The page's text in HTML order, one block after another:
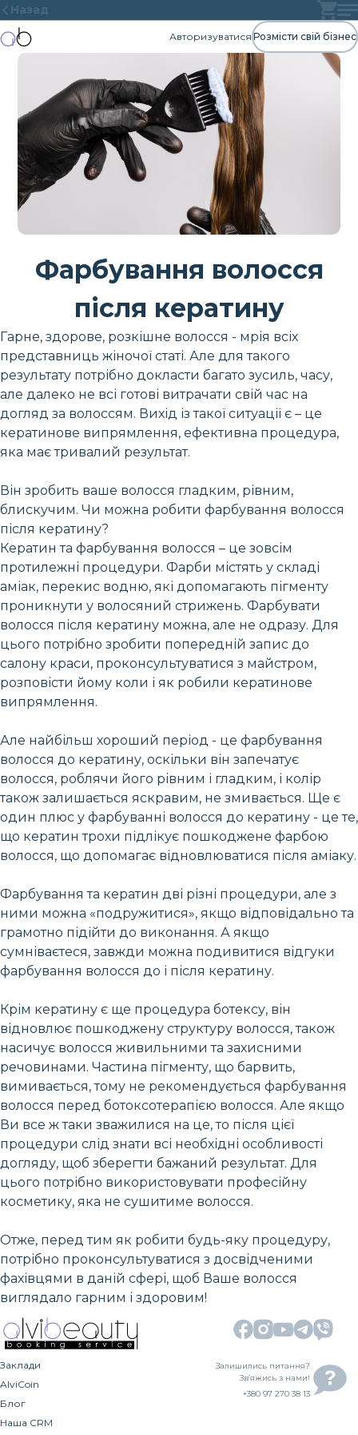
Назад
Авторизуватися Розмісти свій бізнес
Фарбування волосся
після кератину
Гарне, здорове, розкішне волосся - мрія всіх
представниць жіночої статі. Але для такого
результату потрібно докласти багато зусиль, часу,
але далеко не всі готові витрачати свій час на
догляд за волоссям. Вихід із такої ситуації є – це
кератинове випрямлення, ефективна процедура,
яка має тривалий результат.
Він зробить ваше волосся гладким, рівним,
блискучим. Чи можна робити фарбування волосся
після кератину?
Кератин та фарбування волосся – це зовсім
протилежні процедури. Фарби містять у складі
аміак, перекис водню, які допомагають пігменту
проникнути у волосяний стрижень. Фарбувати
волосся після кератину можна, але не одразу. Для
цього потрібно зробити попередній запис до
салону краси, проконсультуватися з майстром,
розповісти йому коли і як робили кератинове
випрямлення.
Але найбільш хороший період - це фарбування
волосся до кератину, оскільки він запечатує
волосся, роблячи його рівним і гладким, і колір
також залишається яскравим, не змивається. Ще є
один плюс у фарбуванні волосся до кератину - це те,
що кератин трохи підлікує пошкоджене фарбою
волосся, що допомагає відновлюватися після аміаку.
Фарбування та кератин дві різні процедури, але з
ними можна «подружитися», якщо відповідально та
грамотно підійти до виконання. А якщо
сумніваєтеся, завжди можна подивитися відгуки
фарбування волосся до і після кератину.
Крім кератину є ще процедура ботексу, він
відновлює пошкоджену структуру волосся, також
насичує волосся живильними та захисними
речовинами. Частина пігменту, що барвить,
вимивається, тому не рекомендується фарбування
волосся перед ботоксотерапією волосся. Але якщо
Ви все ж таки зважилися на це, то після цієї
процедури слід знати всі необхідні особливості
догляду, щоб зберегти бажаний результат. Для
цього потрібно використовувати професійну
косметику, яка не сушитиме волосся.
Отже, перед тим як робити будь-яку процедуру,
потрібно проконсультуватися з досвідченими
фахівцями в даній сфері, щоб Ваше волосся
виглядало гарним і здоровим!
Заклади
AlviCoin
Блог
Наша CRM
Залишились питання?
Зв’яжись з нами!
+380 97 270 38 13